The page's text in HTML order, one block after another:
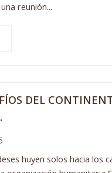
reunión...
DEL
huyen solos hacia los